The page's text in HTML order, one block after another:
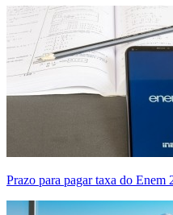
Prazo para pagar taxa do